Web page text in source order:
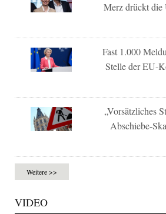
Merz drückt die
Fast 1.000
Stelle der EU-
„Vorsätzliches
Abschiebe-
Weitere >>
VIDEO